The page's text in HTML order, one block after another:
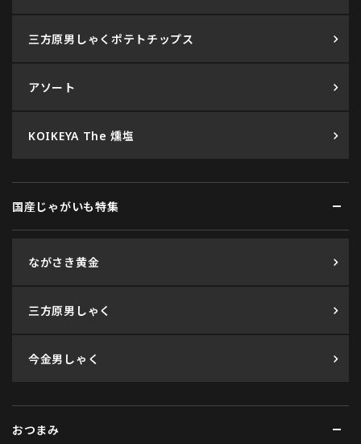
三方原男しゃくポテトチップス
アソート
KOIKEYA The 燻塩
国産じゃがいも特集
ながさき黄金
三方原男しゃく
今金男しゃく
おつまみ